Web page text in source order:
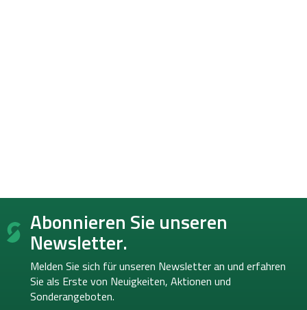
F
ß Abonnieren Sie unseren
Newsletter.
Melden Sie sich für unseren Newsletter an und erfahren
Sie als Erste von Neuigkeiten, Aktionen und
Sonderangeboten.